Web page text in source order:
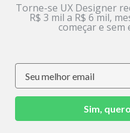
Torne-se UX Designer
R$ 3 mil a R$ 6 mil,
começar e sem
Sim,